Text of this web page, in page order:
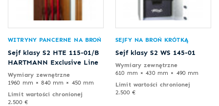
WITRYNY PANCERNE NA BROŃ
Sejf klasy S2 HTE 115-01/B
HARTMANN Exclusive Line
Wymiary zewnętrzne
1960 mm × 840 mm × 450 mm
Limit wartości chronionej
2.500 €
SEJFY NA BROŃ KRÓTKĄ
Sejf klasy S2 WS 145-01
Wymiary zewnętrzne
610 mm × 430 mm × 490 mm
Limit wartości chronionej
2.500 €